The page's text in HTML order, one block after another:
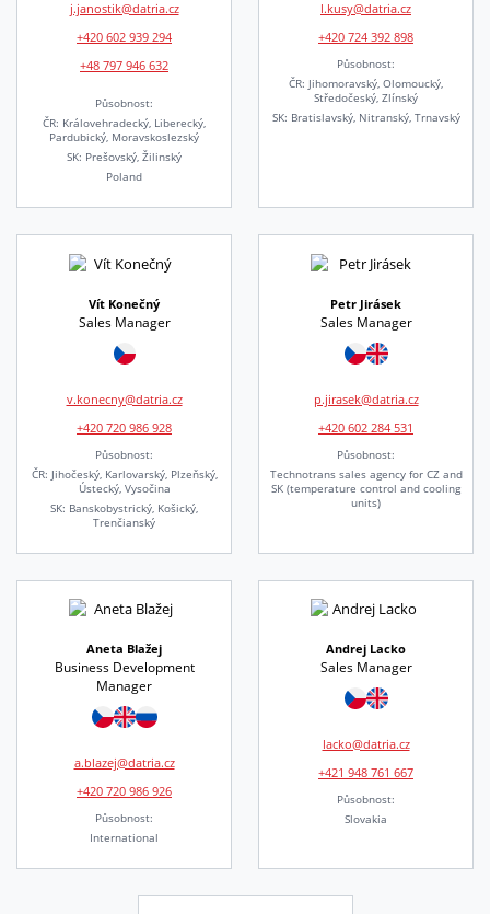
j.janostik@datria.cz
+420 602 939 294
+48 797 946 632
Působnost:
ČR: Královehradecký, Liberecký,
Pardubický, Moravskoslezský
SK: Prešovský, Žilinský
Poland
l.kusy@datria.cz
+420 724 392 898
Působnost:
ČR: Jihomoravský, Olomoucký,
Středočeský, Zlínský
SK: Bratislavský, Nitranský, Trnavský
Vít Konečný
Sales Manager
v.konecny@datria.cz
+420 720 986 928
Působnost:
ČR: Jihočeský, Karlovarský, Plzeňský,
Ústecký, Vysočina
SK: Banskobystrický, Košický,
Trenčianský
Petr Jirásek
Sales Manager
p.jirasek@datria.cz
+420 602 284 531
Působnost:
Technotrans sales agency for CZ and
SK (temperature control and cooling
units)
Aneta Blažej
Business Development
Manager
a.blazej@datria.cz
+420 720 986 926
Působnost:
International
Andrej Lacko
Sales Manager
lacko@datria.cz
+421 948 761 667
Působnost:
Slovakia